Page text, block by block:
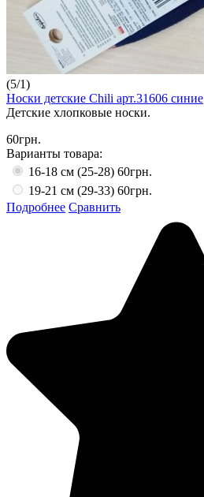
(5/1)
Носки детские Chili арт.31606 синие
Детские хлопковые носки.
60грн.
Варианты товара:
16-18 см (25-28) 60грн.
19-21 см (29-33) 60грн.
Подробнее Сравнить